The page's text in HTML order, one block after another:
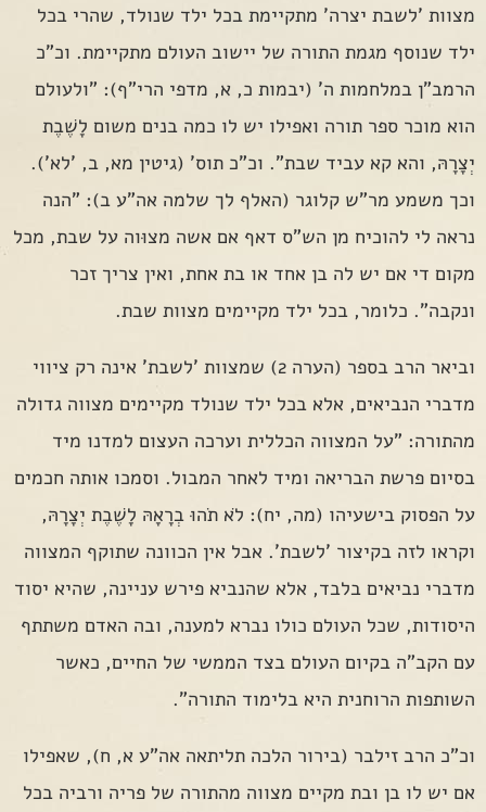
מצוות 'לשבת יצרה' מתקיימת בכל ילד שנולד, שהרי בכל
ילד שנוסף מגמת התורה של יישוב העולם מתקיימת. וכ"כ
הרמב"ן במלחמות ה' (יבמות כ, א, מדפי הרי"ף): "ולעולם
הוא מוכר ספר תורה ואפילו יש לו כמה בנים משום לָשֶׁבֶת
יְצָרָהּ, והא קא עביד שבת". וכ"כ תוס' (גיטין מא, ב, 'לא').
וכך משמע מר"ש קלוגר (האלף לך שלמה אה"ע ב): "הנה
נראה לי להוכיח מן הש"ס דאף אם אשה מצוּוה על שבת, מכל
מקום די אם יש לה בן אחד או בת אחת, ואין צריך זכר
ונקבה". כלומר, בכל ילד מקיימים מצוות שבת.
וביאר הרב בספר (הערה 2) שמצוות 'לשבת' אינה רק ציווי
מדברי הנביאים, אלא בכל ילד שנולד מקיימים מצווה גדולה
מהתורה: "על המצווה הכללית וערכה העצום למדנו מיד
בסיום פרשת הבריאה ומיד לאחר המבול. וסמכו אותה חכמים
על הפסוק בישעיהו (מה, יח): לֹא תֹהוּ בְרָאָהּ לָשֶׁבֶת יְצָרָהּ,
וקראו לזה בקיצור 'לשבת'. אבל אין הכוונה שתוקף המצווה
מדברי נביאים בלבד, אלא שהנביא פירש עניינה, שהיא יסוד
היסודות, שכל העולם כולו נברא למענה, ובה האדם משתתף
עם הקב"ה בקיום העולם בצד הממשי של החיים, כאשר
השותפות הרוחנית היא בלימוד התורה".
וכ"כ הרב זילבר (בירור הלכה תליתאה אה"ע א, ח), שאפילו
אם יש לו בן ובת מקיים מצווה מהתורה של פריה ורביה בכל